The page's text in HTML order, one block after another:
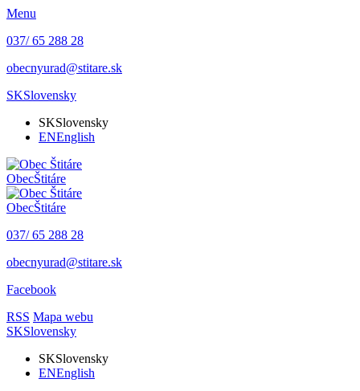
Menu
037/ 65 288 28
obecnyurad@stitare.sk
SKSlovensky
SKSlovensky
ENEnglish
ObecŠtitáre
ObecŠtitáre
037/ 65 288 28
obecnyurad@stitare.sk
Facebook
RSS Mapa webu
SKSlovensky
SKSlovensky
ENEnglish